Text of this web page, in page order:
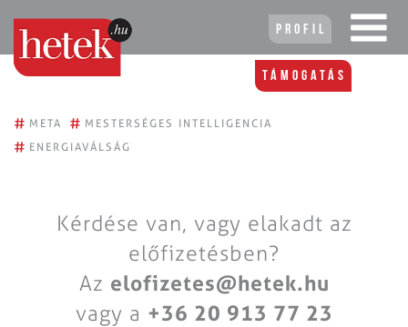
Profil
Támogatás
# META # MESTERSÉGES INTELLIGENCIA
# ENERGIAVÁLSÁG
Kérdése van, vagy elakadt az
előfizetésben?
Az elofizetes@hetek.hu
vagy a +36 20 913 77 23